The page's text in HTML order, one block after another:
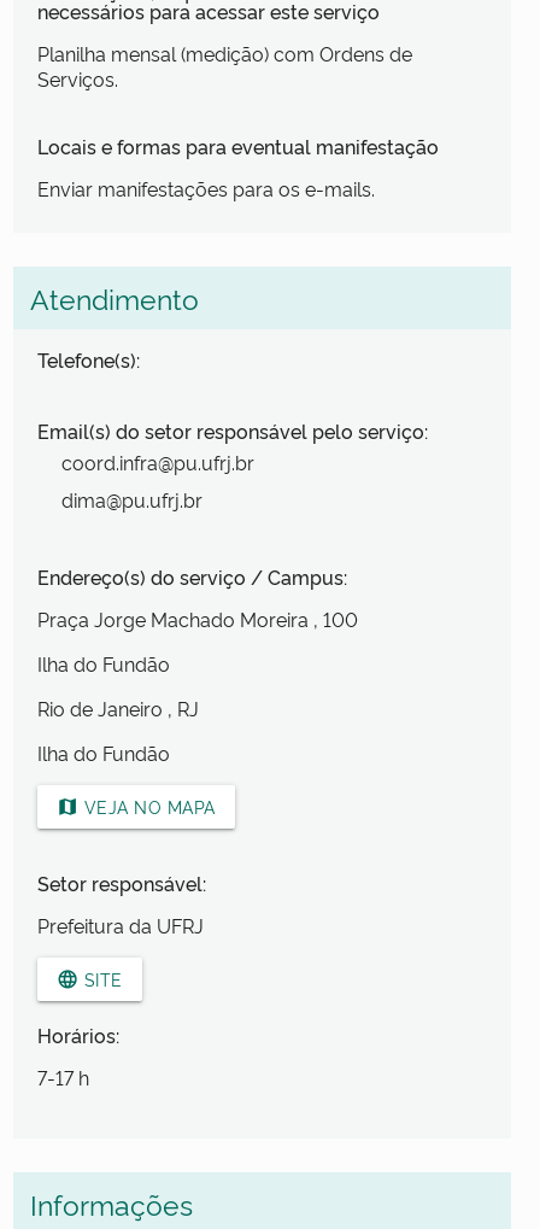
necessários para acessar este serviço
Planilha mensal (medição) com Ordens de
Serviços.
Locais e formas para eventual manifestação
Enviar manifestações para os e-mails.
Atendimento
Telefone(s):
Email(s) do setor responsável pelo serviço:
coord.infra@pu.ufrj.br
dima@pu.ufrj.br
Endereço(s) do serviço / Campus:
Praça Jorge Machado Moreira , 100
Ilha do Fundão
Rio de Janeiro , RJ
Ilha do Fundão
map VEJA NO MAPA
Setor responsável:
Prefeitura da UFRJ
language SITE
Horários:
7-17 h
Informações